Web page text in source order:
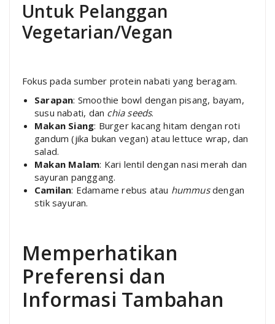
Untuk Pelanggan
Vegetarian/Vegan
Fokus pada sumber protein nabati yang beragam.
Sarapan: Smoothie bowl dengan pisang, bayam,
susu nabati, dan chia seeds.
Makan Siang: Burger kacang hitam dengan roti
gandum (jika bukan vegan) atau lettuce wrap, dan
salad.
Makan Malam: Kari lentil dengan nasi merah dan
sayuran panggang.
Camilan: Edamame rebus atau hummusdengan
stik sayuran.
Memperhatikan
Preferensi dan
Informasi Tambahan